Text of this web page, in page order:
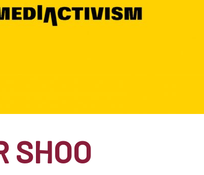
SHOO